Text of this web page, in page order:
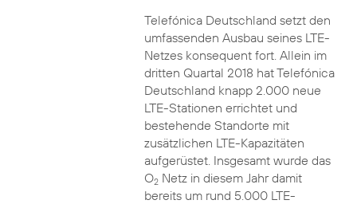
Telefónica Deutschland setzt den
umfassenden Ausbau seines LTE-
Netzes konsequent fort. Allein im
dritten Quartal 2018 hat Telefónica
Deutschland knapp 2.000 neue
LTE-Stationen errichtet und
bestehende Standorte mit
zusätzlichen LTE-Kapazitäten
aufgerüstet. Insgesamt wurde das
O2Netz in diesem Jahr damit
bereits um rund 5.000 LTE-